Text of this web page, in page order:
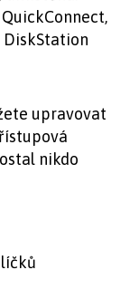
upravovat
nikdo